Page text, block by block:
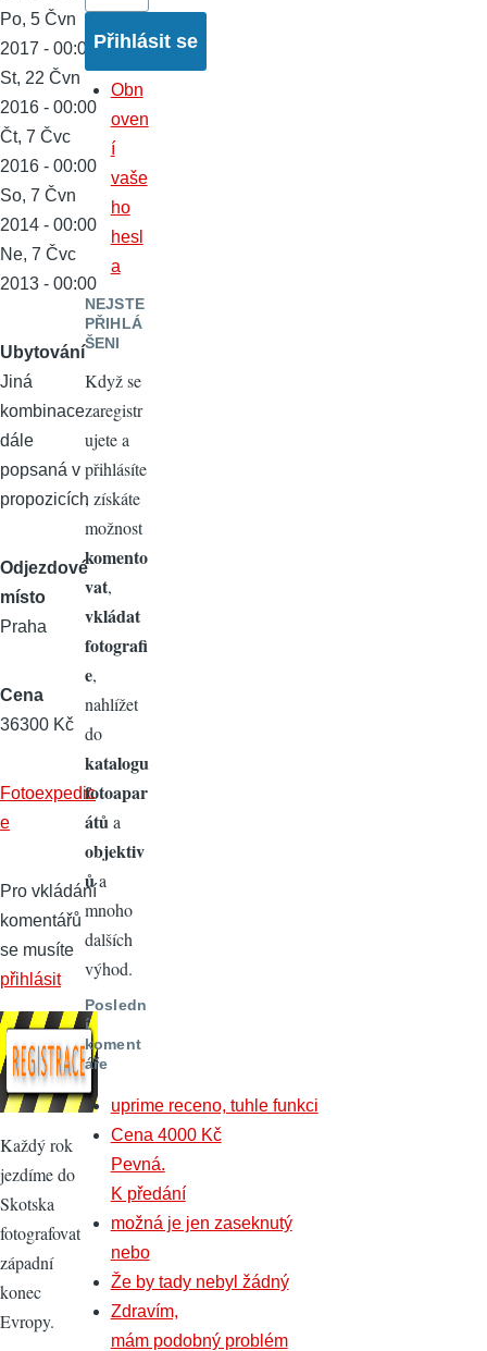
Po, 5 Čvn
2017 - 00:00
St, 22 Čvn
2016 - 00:00
Čt, 7 Čvc
2016 - 00:00
So, 7 Čvn
2014 - 00:00
Ne, 7 Čvc
2013 - 00:00
Ubytování
Jiná
kombinace
dále
popsaná v
propozicích
Odjezdové
místo
Praha
Cena
36300 Kč
Fotoexpedic
e
Pro vkládání
komentářů
se musíte
přihlásit
Každý rok
jezdíme do
Skotska
fotografovat
západní
konec
Evropy.
Obn
oven
í
vaše
ho
hesl
a
NEJSTE
PŘIHLÁ
ŠENI
Když se
zaregistr
ujete a
přihlásíte
, získáte
možnost
komento
vat,
vkládat
fotografi
e,
nahlížet
do
katalogu
fotoapar
átů a
objektiv
ůa
mnoho
dalších
výhod.
Posledn
í
koment
áře
uprime receno, tuhle funkci
Cena 4000 Kč
Pevná.
K předání
možná je jen zaseknutý
nebo
Že by tady nebyl žádný
Zdravím,
mám podobný problém